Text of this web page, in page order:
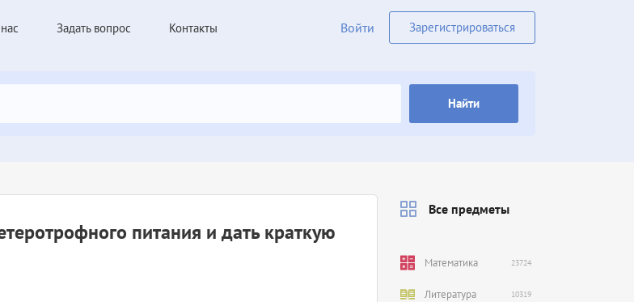
Задать вопрос Контакты Войти Зарегистрироваться
Найти
питания и дать краткую
Все предметы
Математика 23724
Литература 10319